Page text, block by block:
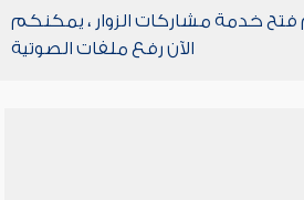
فتح خدمة مشاركات الزوار ، يمكنكم
الآن رفع ملفات الصوتية